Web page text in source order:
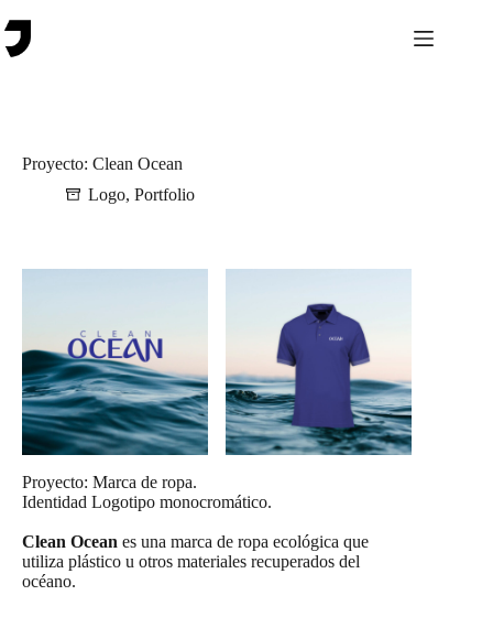
al
contenido
Proyecto: Clean Ocean
Logo, Portfolio
Proyecto: Marca de ropa.
Identidad Logotipo monocromático.
Clean Ocean es una marca de ropa ecológica que
utiliza plástico u otros materiales recuperados del
océano.